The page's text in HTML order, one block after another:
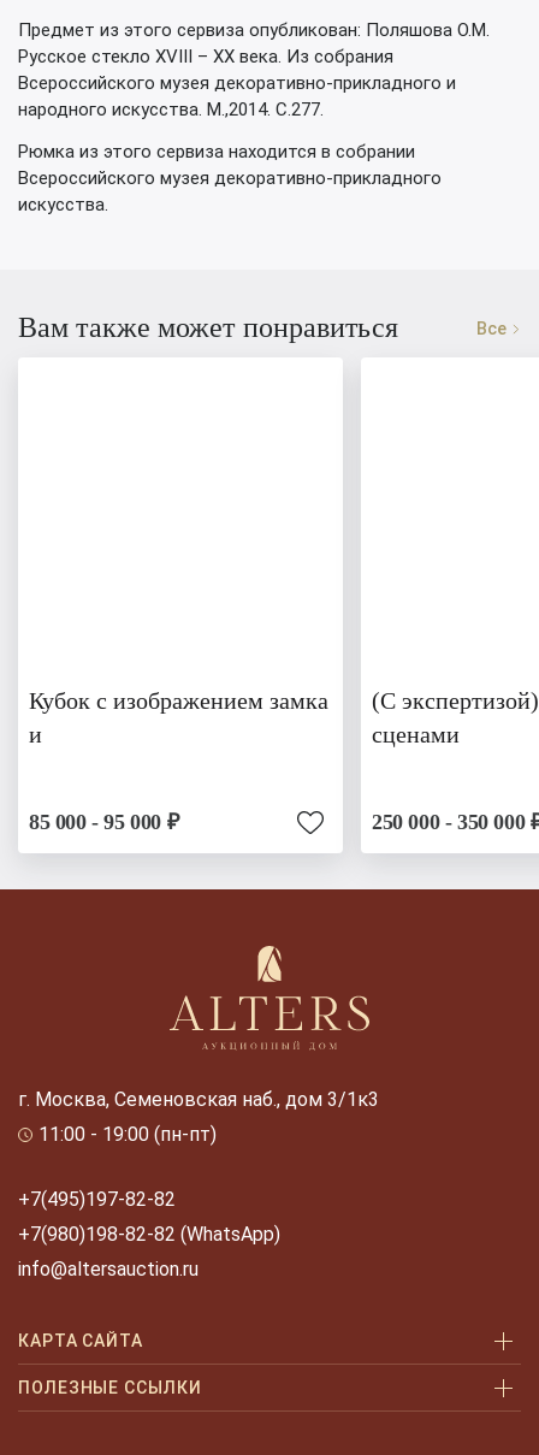
Предмет из этого сервиза опубликован: Поляшова О.М.
Русское стекло XVIII – XX века. Из собрания
Всероссийского музея декоративно-прикладного и
народного искусства. М.,2014. С.277.
Рюмка из этого сервиза находится в собрании
Всероссийского музея декоративно-прикладного
искусства.
Вам также может понравиться Все
Кубок с изображением замка
и
85 000 - 95 000 ₽
(С
сценами
250 000 - 350 000
г. Москва, Семеновская наб., дом 3/1к3
11:00 - 19:00 (пн-пт)
+7(495)197-82-82
+7(980)198-82-82 (WhatsApp)
info@altersauction.ru
КАРТА САЙТА
Аукционы
ПОЛЕЗНЫЕ ССЫЛКИ